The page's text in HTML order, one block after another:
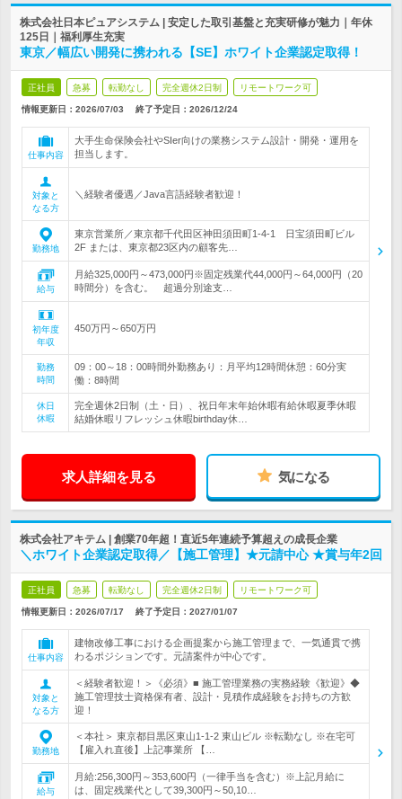
株式会社日本ピュアシステム | 安定した取引基盤と充実研修が魅力｜年休
125日｜福利厚生充実
東京／幅広い開発に携われる【SE】ホワイト企業認定取得！
正社員 急募 転勤なし 完全週休2日制 リモートワーク可
情報更新日：2026/07/03 終了予定日： 2026/12/24
仕事内容
大手生命保険会社やSIer向けの業務システム設計・開発・運用を
担当します。
対象と
なる方
＼経験者優遇／Java言語経験者歓迎！
勤務地
東京営業所／東京都千代田区神田須田町1-4-1 日宝須田町ビル
2F または、東京都23区内の顧客先…
給与
月給325,000円～473,000円※固定残業代44,000円～64,000円（20
時間分）を含む。 超過分別途支…
初年度
年収
450万円～650万円
勤務
時間
09：00～18：00時間外勤務あり：月平均12時間休憩：60分実
働：8時間
休日
休暇
完全週休2日制（土・日）、祝日年末年始休暇有給休暇夏季休暇
結婚休暇リフレッシュ休暇birthday休…
求人詳細を見る 気になる
株式会社アキテム | 創業70年超！直近5年連続予算超えの成長企業
＼ホワイト企業認定取得／【施工管理】★元請中心 ★賞与年2回
正社員 急募 転勤なし 完全週休2日制 リモートワーク可
情報更新日：2026/07/17 終了予定日： 2027/01/07
仕事内容
建物改修工事における企画提案から施工管理まで、一気通貫で携
わるポジションです。元請案件が中心です。
対象と
なる方
＜経験者歓迎！＞《必須》■ 施工管理業務の実務経験《歓迎》◆
施工管理技士資格保有者、設計・見積作成経験をお持ちの方歓
迎！
勤務地
＜本社＞ 東京都目黒区東山1-1-2 東山ビル ※転勤なし ※在宅可
【雇入れ直後】上記事業所 【…
給与
月給:256,300円～353,600円（一律手当を含む）※上記月給に
は、固定残業代として39,300円～50,10…